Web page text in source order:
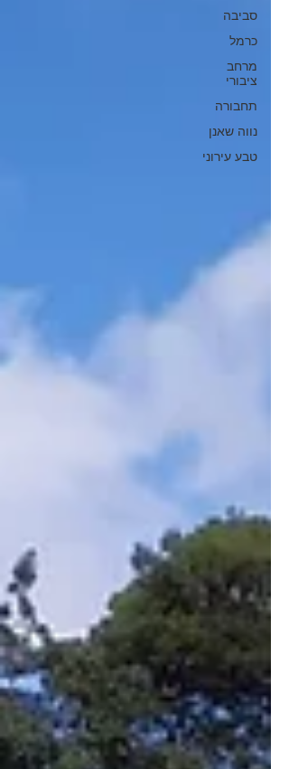
סביבה
כרמל
מרחב
ציבורי
תחבורה
נווה שאנן
טבע עירוני